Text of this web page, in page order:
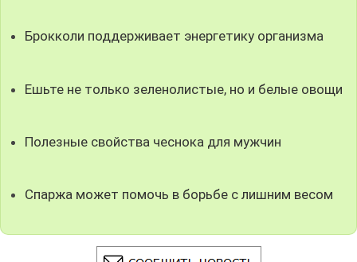
Брокколи поддерживает энергетику организма
Ешьте не только зеленолистые, но и белые овощи
Полезные свойства чеснока для мужчин
Спаржа может помочь в борьбе с лишним весом